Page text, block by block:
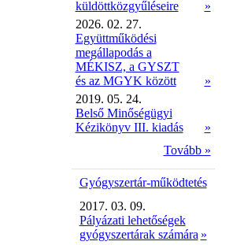
küldöttközgyűléseire
»
2026. 02. 27.
Együttműködési
megállapodás a
MÉKISZ, a GYSZT
és az MGYK között
»
2019. 05. 24.
Belső Minőségügyi
Kézikönyv III. kiadás
»
Tovább »
Gyógyszertár-működtetés
2017. 03. 09.
Pályázati lehetőségek
gyógyszertárak számára »